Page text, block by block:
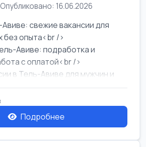
Опубликовано: 16.06.2026
свежие вакансии для
без опыта<br />
Авиве: подработка и
с оплатой<br />
в Тель-Авиве для мужчин и
Подробнее